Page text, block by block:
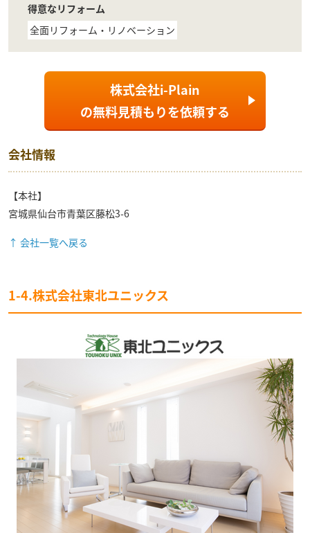
得意なリフォーム
全面リフォーム・リノベーション
株式会社i-Plain
の無料見積もりを依頼する
会社情報
【本社】
宮城県仙台市青葉区藤松3-6
↑ 会社一覧へ戻る
1-4.株式会社東北ユニックス